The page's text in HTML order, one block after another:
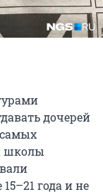
дочерей
школы
года и не